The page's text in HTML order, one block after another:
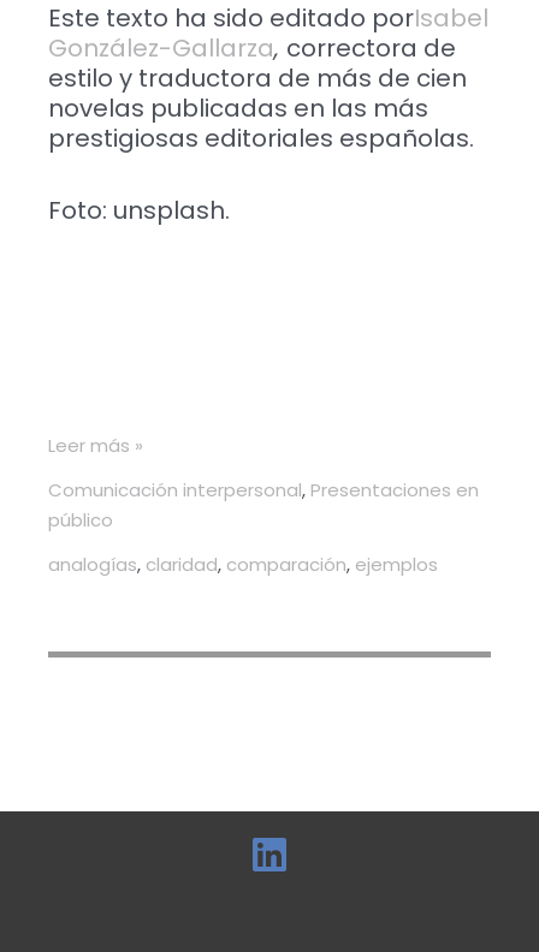
Este texto ha sido editado porIsabel
González-Gallarza, correctora de
estilo y traductora de más de cien
novelas publicadas en las más
prestigiosas editoriales españolas.
Foto: unsplash.
Leer más »
Comunicación interpersonal, Presentaciones en
público
analogías, claridad, comparación, ejemplos